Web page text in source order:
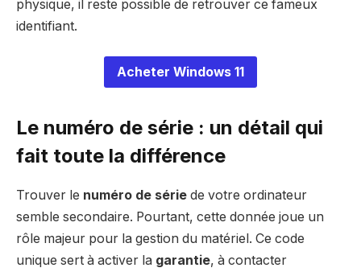
physique, il reste possible de retrouver ce fameux
identifiant.
Acheter Windows 11
Le numéro de série : un détail qui
fait toute la différence
Trouver le numéro de série de votre ordinateur
semble secondaire. Pourtant, cette donnée joue un
rôle majeur pour la gestion du matériel. Ce code
unique sert à activer la garantie, à contacter